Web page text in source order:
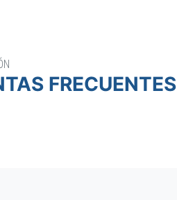
FRECUENTES